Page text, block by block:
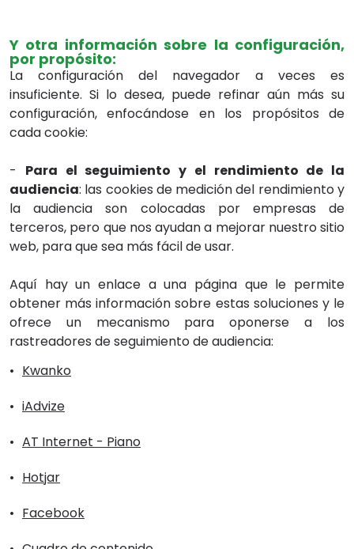
Y otra información sobre la configuración,
por propósito:
La configuración del navegador a veces es
insuficiente. Si lo desea, puede refinar aún más su
configuración, enfocándose en los propósitos de
cada cookie:
- Para el seguimiento y el rendimiento de la
audiencia: las cookies de medición del rendimiento y
la audiencia son colocadas por empresas de
terceros, pero que nos ayudan a mejorar nuestro sitio
web, para que sea más fácil de usar.
Aquí hay un enlace a una página que le permite
obtener más información sobre estas soluciones y le
ofrece un mecanismo para oponerse a los
rastreadores de seguimiento de audiencia:
Kwanko
iAdvize
AT Internet - Piano
Hotjar
Facebook